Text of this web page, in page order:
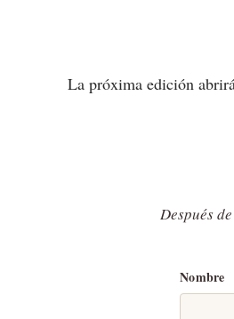
La próxima edición
Después
Nombre